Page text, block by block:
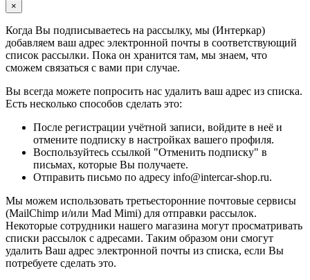
×
Когда Вы подписываетесь на рассылку, мы (Интеркар)
добавляем ваш адрес электронной почты в соответствующий
список рассылки. Пока он хранится там, мы знаем, что
сможем связаться с вами при случае.
Вы всегда можете попросить нас удалить ваш адрес из списка.
Есть несколько способов сделать это:
После регистрации учётной записи, войдите в неё и
отмените подписку в настройках вашего профиля.
Воспользуйтесь ссылкой "Отменить подписку" в
письмах, которые Вы получаете.
Отправить письмо по адресу info@intercar-shop.ru.
Мы можем использовать третьесторонние почтовые сервисы
(MailChimp и/или Mad Mimi) для отправки рассылок.
Некоторые сотрудники нашего магазина могут просматривать
списки рассылок с адресами. Таким образом они смогут
удалить Ваш адрес электронной почты из списка, если Вы
потребуете сделать это.